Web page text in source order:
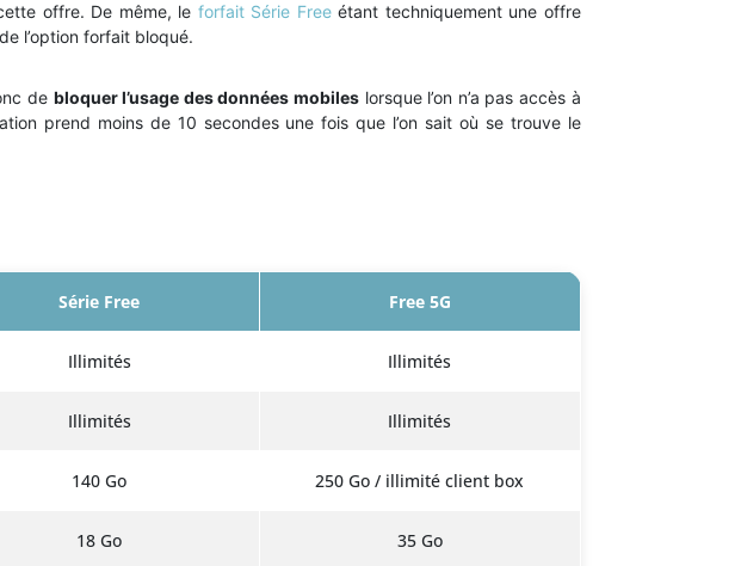
offre. De même, le forfait Série Freeétant techniquement une offre
l’option forfait bloqué.
de bloquer l’usage des données mobileslorsque l’on n’a pas accès à
prend moins de 10 secondes une fois que l’on sait où se trouve le
Série Free
Illimités
Illimités
140 Go
18 Go
Free 5G
Illimités
Illimités
250 Go / illimité client box
35 Go